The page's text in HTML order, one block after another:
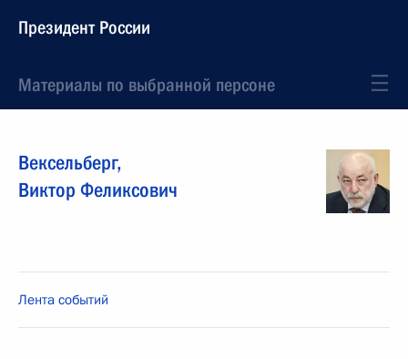
Президент России
Материалы по выбранной персоне
Вексельберг,
Виктор Феликсович
Лента событий